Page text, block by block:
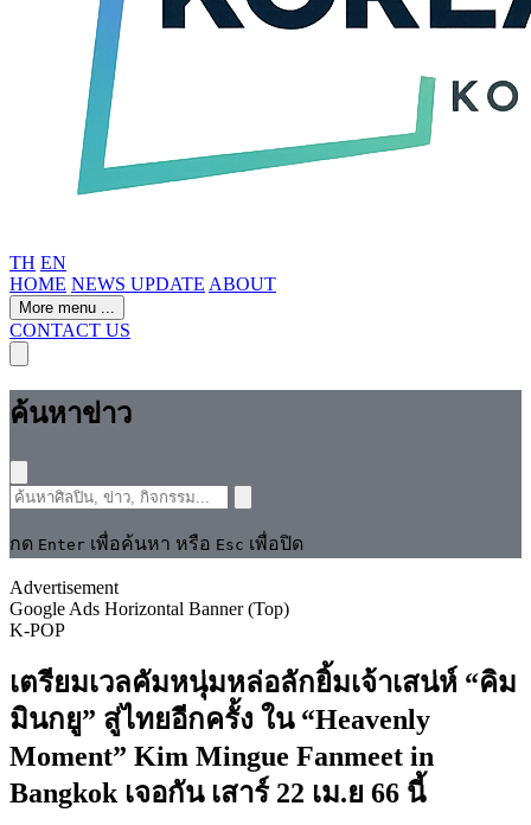
TH EN
HOME NEWS UPDATE ABOUT
More menu ...
CONTACT US
ค้นหาข่าว
กด Enter เพื่อค้นหา หรือ Esc เพื่อปิด
Advertisement
Google Ads Horizontal Banner (Top)
K-POP
เตรียมเวลคัมหนุ่มหล่อลักยิ้มเจ้าเสน่ห์ “คิม
มินกยู” สู่ไทยอีกครั้ง ใน “Heavenly
Moment” Kim Mingue Fanmeet in
Bangkok เจอกัน เสาร์ 22 เม.ย 66 นี้